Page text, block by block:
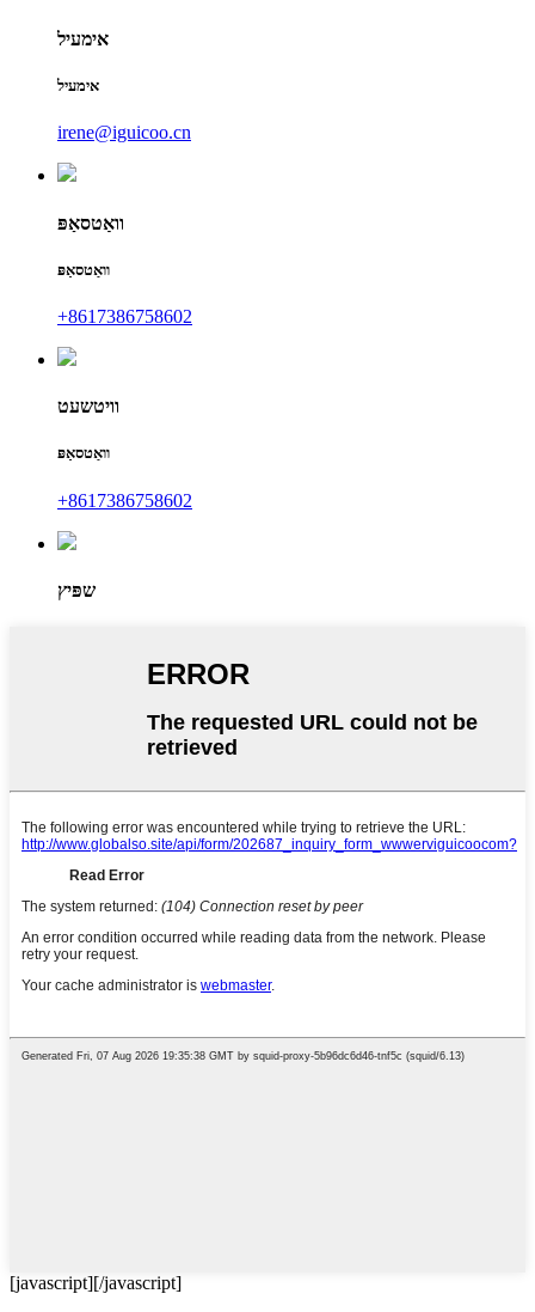
אימעיל
אימעיל
irene@iguicoo.cn
וואַטסאַפּ
וואַטסאַפּ
+8617386758602
וויטשעט
וואַטסאַפּ
+8617386758602
שפּיץ
[javascript][/javascript]